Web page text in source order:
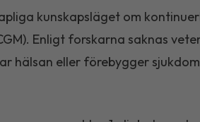
kunskapsläget om
Enligt forskarna saknas
hälsan eller förebygger